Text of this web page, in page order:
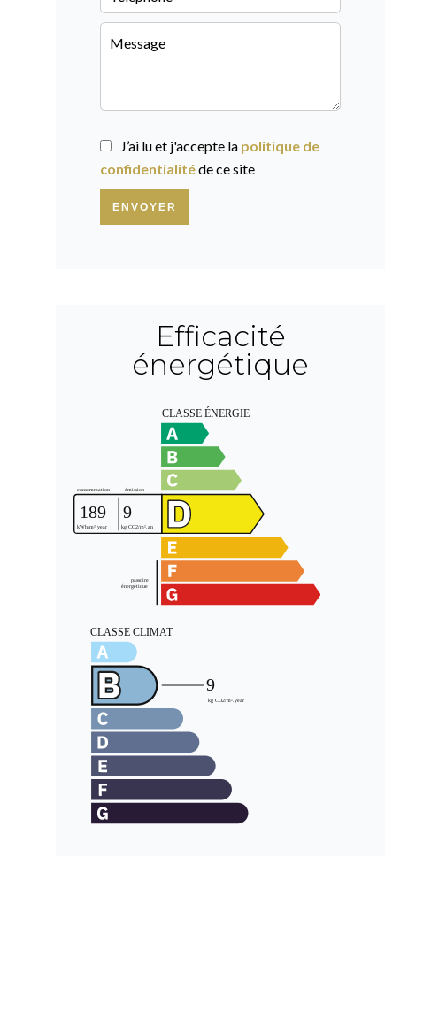
J’ai lu et j'accepte la politique de
confidentialitéde ce site
ENVOYER
Efficacité
énergétique